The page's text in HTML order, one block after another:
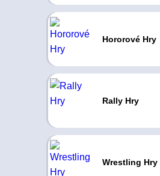
Hororové Hry
Rally Hry
Wrestling Hry